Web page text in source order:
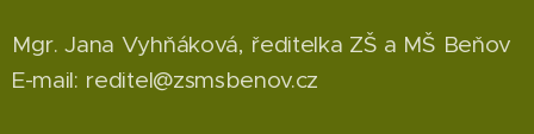
Mgr. Jana Vyhňáková, ředitelka ZŠ a MŠ Beňov
E-mail: reditel@zsmsbenov.cz